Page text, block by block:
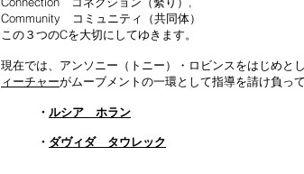
Community コミュニティ（共同体）
この３つのCを大切にしてゆきます。
現在では、アンソニー（トニー）・ロビンスをはじめと
ィーチャーがムーブメントの一環として指導を請け負って
​・ ルシア ホラン
・ ダヴィダ タウレック